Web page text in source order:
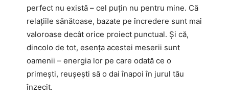
perfect nu există – cel puțin nu pentru mine. Că
relațiile sănătoase, bazate pe încredere sunt mai
valoroase decât orice proiect punctual. Și că,
dincolo de tot, esența acestei meserii sunt
oamenii – energia lor pe care odată ce o
primești, reușești să o dai înapoi în jurul tău
înzecit.